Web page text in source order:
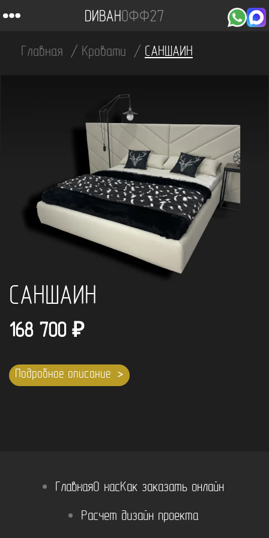
Главная Кровати САНШАИН
САНШАИН
168 700 ₽
Подробное описание
ГлавнаяО насКак заказать онлайн
Расчет дизайн проекта